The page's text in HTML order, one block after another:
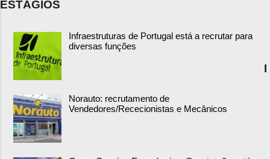
ESTÁGIOS
Infraestruturas de Portugal está a recrutar para
diversas funções
Norauto: recrutamento de
Vendedores/Rececionistas e Mecânicos
I